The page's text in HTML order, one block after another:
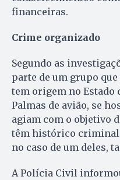
financeiras.
Crime organizado
Segundo as
parte de um grupo
tem origem no Estado
Palmas de avião, se
agiam com o objetivo
têm histórico
no caso de um deles,
A Polícia Civil